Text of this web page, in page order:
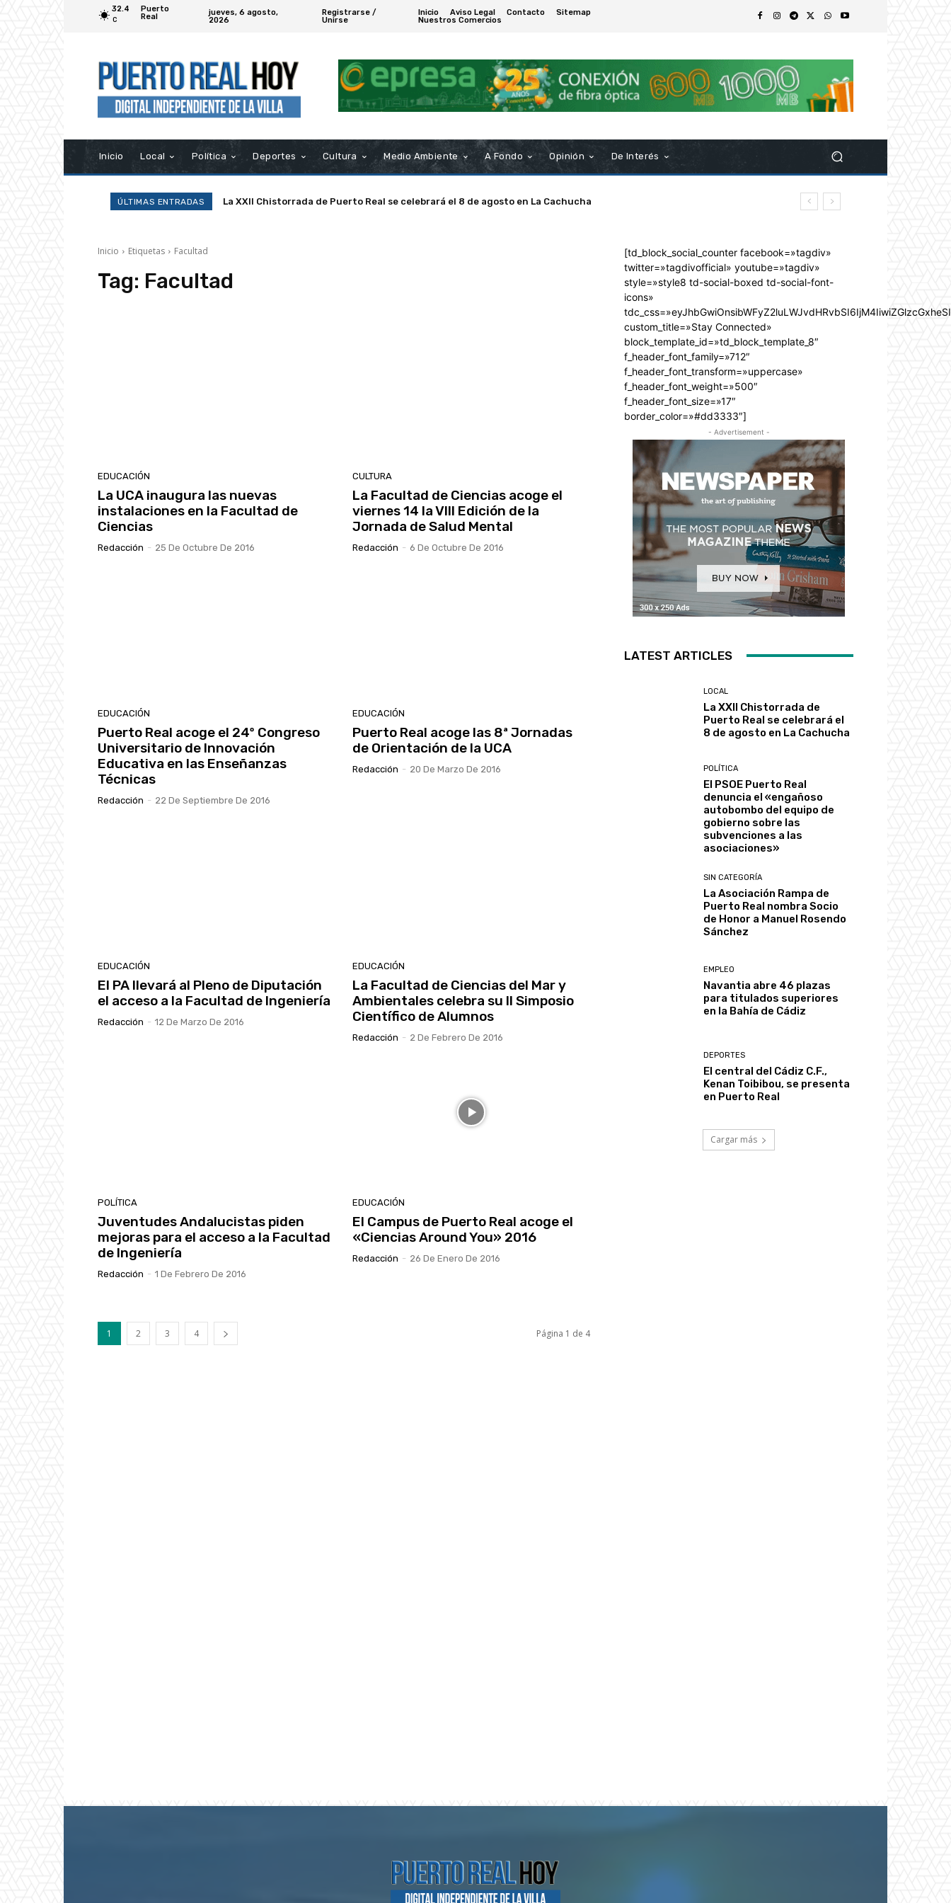
32.4
C
Puerto
Real
jueves, 6 agosto,
2026
Registrarse /
Unirse
Inicio Aviso Legal Contacto
Sitemap
Nuestros Comercios
Inicio Local Política Deportes Cultura Medio Ambiente A Fondo Opinión De Interés
ÚLTIMAS ENTRADAS La XXII Chistorrada de Puerto Real se celebrará el 8 de agosto en La Cachucha
Inicio Etiquetas Facultad
Tag: Facultad
EDUCACIÓN
La UCA inaugura las nuevas
instalaciones en la Facultad de
Ciencias
Redacción - 25 De Octubre De 2016
CULTURA
La Facultad de Ciencias acoge el
viernes 14 la VIII Edición de la
Jornada de Salud Mental
Redacción - 6 De Octubre De 2016
EDUCACIÓN
Puerto Real acoge el 24º Congreso
Universitario de Innovación
Educativa en las Enseñanzas
Técnicas
Redacción - 22 De Septiembre De 2016
EDUCACIÓN
Puerto Real acoge las 8ª Jornadas
de Orientación de la UCA
Redacción - 20 De Marzo De 2016
EDUCACIÓN
El PA llevará al Pleno de Diputación
el acceso a la Facultad de Ingeniería
Redacción - 12 De Marzo De 2016
EDUCACIÓN
La Facultad de Ciencias del Mar y
Ambientales celebra su II Simposio
Científico de Alumnos
Redacción - 2 De Febrero De 2016
POLÍTICA
Juventudes Andalucistas piden
mejoras para el acceso a la Facultad
de Ingeniería
Redacción - 1 De Febrero De 2016
EDUCACIÓN
El Campus de Puerto Real acoge el
«Ciencias Around You» 2016
Redacción - 26 De Enero De 2016
1 2 3 4 Página 1 de 4
[td_block_social_counter facebook=»tagdiv»
twitter=»tagdivofficial» youtube=»tagdiv»
style=»style8 td-social-boxed td-social-font-
icons»
custom_title=»Stay Connected»
block_template_id=»td_block_template_8″
f_header_font_family=»712″
f_header_font_transform=»uppercase»
f_header_font_weight=»500″
f_header_font_size=»17″
border_color=»#dd3333″]
- Advertisement -
LATEST ARTICLES
LOCAL
La XXII Chistorrada de
Puerto Real se celebrará el
8 de agosto en La Cachucha
POLÍTICA
El PSOE Puerto Real
denuncia el «engañoso
autobombo del equipo de
gobierno sobre las
subvenciones a las
asociaciones»
SIN CATEGORÍA
La Asociación Rampa de
Puerto Real nombra Socio
de Honor a Manuel Rosendo
Sánchez
EMPLEO
Navantia abre 46 plazas
para titulados superiores
en la Bahía de Cádiz
DEPORTES
El central del Cádiz C.F.,
Kenan Toibibou, se presenta
en Puerto Real
Cargar más